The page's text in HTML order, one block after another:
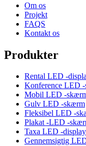
Om os
Projekt
FAQS
Kontakt os
Produkter
Rental LED -
Konference LED
Mobil LED -
Gulv LED -skærm
Fleksibel LED -
Plakat -LED -
Taxa LED -display
Gennemsigtig